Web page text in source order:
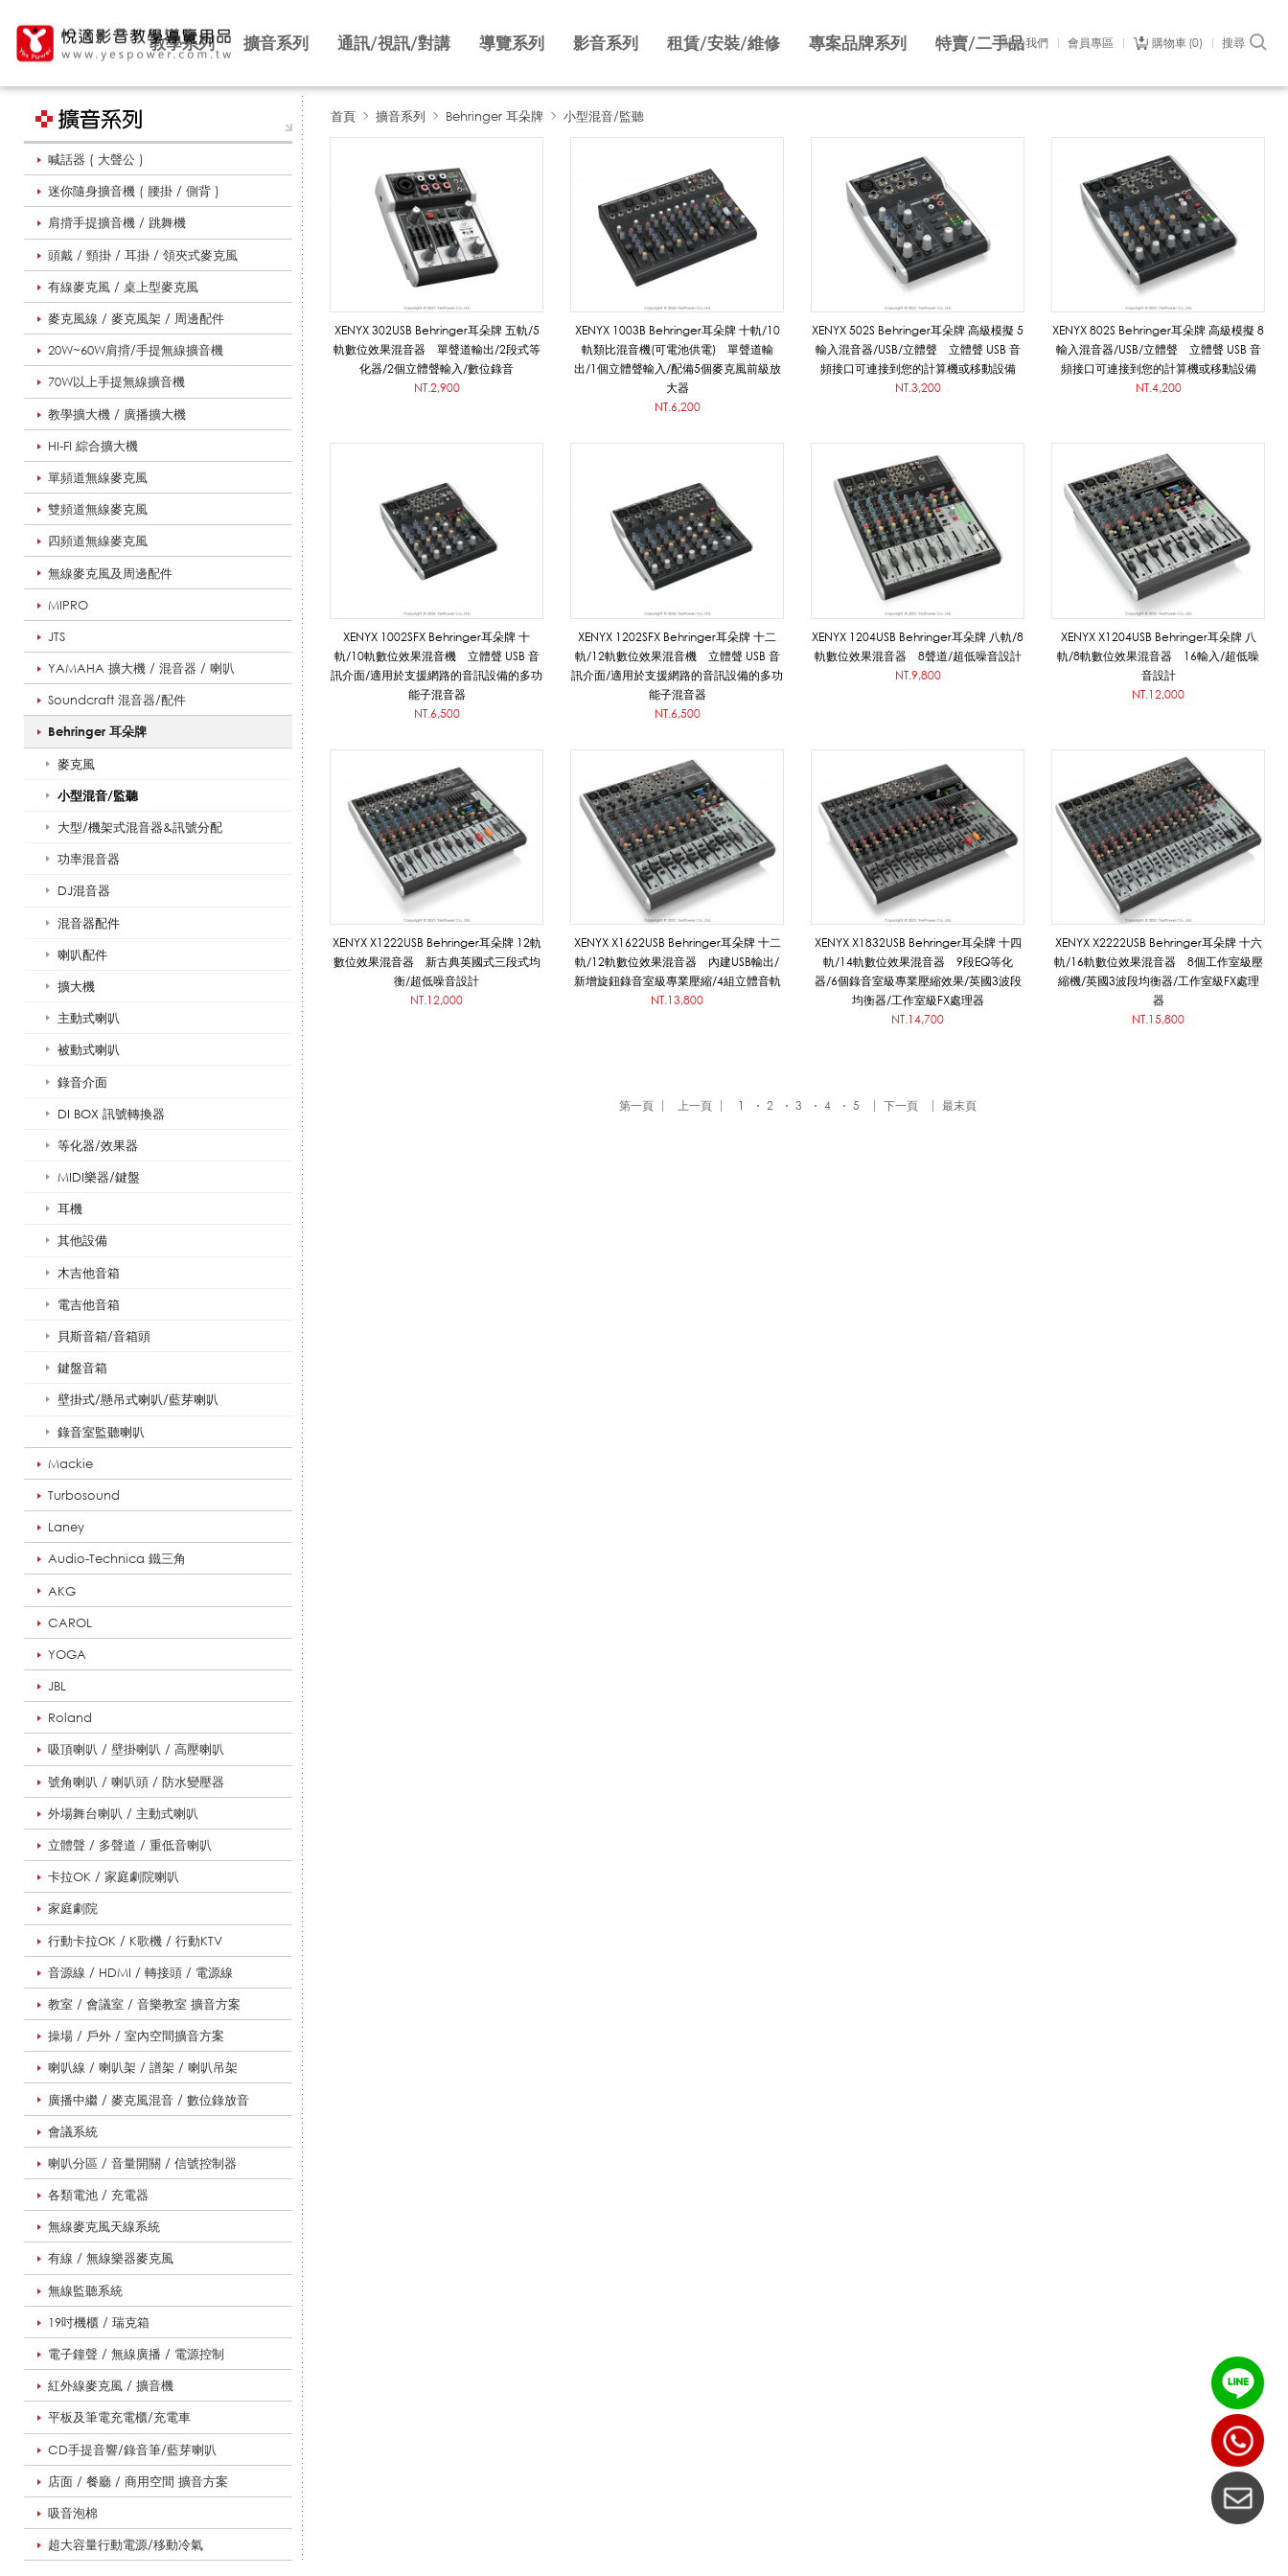
關於我們 會員專區 購物車 0 搜尋
教學系列 擴音系列 通訊/視訊/對講 導覽系列 影音系列 租賃/安裝/維修 專案品牌系列 特賣/二手品
喊話器 ( 大聲公 )
迷你隨身擴音機 ( 腰掛 / 側背 )
肩揹手提擴音機 / 跳舞機
頭戴 / 頸掛 / 耳掛 / 領夾式麥克風
有線麥克風 / 桌上型麥克風
麥克風線 / 麥克風架 / 周邊配件
20W~60W肩揹/手提無線擴音機
70W以上手提無線擴音機
教學擴大機 / 廣播擴大機
HI-FI 綜合擴大機
單頻道無線麥克風
雙頻道無線麥克風
四頻道無線麥克風
無線麥克風及周邊配件
MIPRO
JTS
YAMAHA 擴大機 / 混音器 / 喇叭
Soundcraft 混音器/配件
Behringer 耳朵牌
麥克風
小型混音/監聽
大型/機架式混音器&訊號分配
功率混音器
DJ混音器
混音器配件
喇叭配件
擴大機
主動式喇叭
被動式喇叭
錄音介面
DI BOX 訊號轉換器
等化器/效果器
MIDI樂器/鍵盤
耳機
其他設備
木吉他音箱
電吉他音箱
貝斯音箱/音箱頭
鍵盤音箱
壁掛式/懸吊式喇叭/藍芽喇叭
錄音室監聽喇叭
Mackie
Turbosound
Laney
Audio-Technica 鐵三角
AKG
CAROL
YOGA
JBL
Roland
吸頂喇叭 / 壁掛喇叭 / 高壓喇叭
號角喇叭 / 喇叭頭 / 防水變壓器
外場舞台喇叭 / 主動式喇叭
立體聲 / 多聲道 / 重低音喇叭
卡拉OK / 家庭劇院喇叭
家庭劇院
行動卡拉OK / K歌機 / 行動KTV
音源線 / HDMI / 轉接頭 / 電源線
教室 / 會議室 / 音樂教室 擴音方案
操場 / 戶外 / 室內空間擴音方案
喇叭線 / 喇叭架 / 譜架 / 喇叭吊架
廣播中繼 / 麥克風混音 / 數位錄放音
會議系統
喇叭分區 / 音量開關 / 信號控制器
各類電池 / 充電器
無線麥克風天線系統
有線 / 無線樂器麥克風
無線監聽系統
19吋機櫃 / 瑞克箱
電子鐘聲 / 無線廣播 / 電源控制
紅外線麥克風 / 擴音機
平板及筆電充電櫃/充電車
CD手提音響/錄音筆/藍芽喇叭
店面 / 餐廳 / 商用空間 擴音方案
吸音泡棉
超大容量行動電源/移動冷氣
首頁 擴音系列 Behringer 耳朵牌 小型混音/監聽
混
聽
h
XENYX 302USB Behringer耳朵牌 五軌/5
軌數位效果混音器 單聲道輸出/2段式等
化器/2個立體聲輸入/數位錄音
NT.2,900
XENYX 1003B Behringer耳朵牌 十軌/10
軌類比混音機(可電池供電) 單聲道輸
出/1個立體聲輸入/配備5個麥克風前級放
大器
NT.6,200
XENYX 502S Behringer耳朵牌 高級模擬 5
輸入混音器/USB/立體聲 立體聲 USB 音
頻接口可連接到您的計算機或移動設備
NT.3,200
XENYX 802S Behringer耳朵牌 高級模擬 8
輸入混音器/USB/立體聲 立體聲 USB 音
頻接口可連接到您的計算機或移動設備
NT.4,200
XENYX 1002SFX Behringer耳朵牌 十
軌/10軌數位效果混音機 立體聲 USB 音
訊介面/適用於支援網路的音訊設備的多功
能子混音器
NT.6,500
XENYX 1202SFX Behringer耳朵牌 十二
軌/12軌數位效果混音機 立體聲 USB 音
訊介面/適用於支援網路的音訊設備的多功
能子混音器
NT.6,500
XENYX 1204USB Behringer耳朵牌 八軌/8
軌數位效果混音器 8聲道/超低噪音設計
NT.9,800
XENYX X1204USB Behringer耳朵牌 八
軌/8軌數位效果混音器 16輸入/超低噪
音設計
NT.12,000
XENYX X1222USB Behringer耳朵牌 12軌
數位效果混音器 新古典英國式三段式均
衡/超低噪音設計
NT.12,000
XENYX X1622USB Behringer耳朵牌 十二
軌/12軌數位效果混音器 內建USB輸出/
新增旋鈕錄音室級專業壓縮/4組立體音軌
NT.13,800
XENYX X1832USB Behringer耳朵牌 十四
軌/14軌數位效果混音器 9段EQ等化
器/6個錄音室級專業壓縮效果/英國3波段
均衡器/工作室級FX處理器
NT.14,700
XENYX X2222USB Behringer耳朵牌 十六
軌/16軌數位效果混音器 8個工作室級壓
縮機/英國3波段均衡器/工作室級FX處理
器
NT.15,800
第一頁 上一頁 1 2 3 4 5 下一頁 最末頁